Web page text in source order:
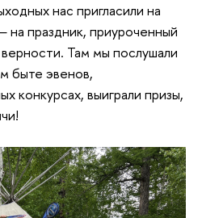
нас пригласили на
праздник, приуроченный
Там мы послушали
быте эвенов,
конкурсах, выиграли призы,